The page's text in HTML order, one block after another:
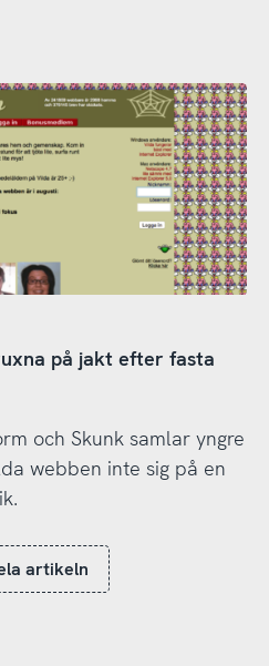
på jakt efter fasta
och Skunk samlar yngre
webben inte sig på en
artikeln